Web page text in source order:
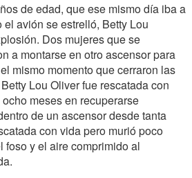
de edad, que ese mismo día iba a
avión se estrelló, Betty Lou
Dos mujeres que se
a montarse en otro ascensor para
mismo momento que cerraron las
Lou Oliver fue rescatada con
meses en recuperarse
de un ascensor desde tanta
con vida pero murió poco
y el aire comprimido al